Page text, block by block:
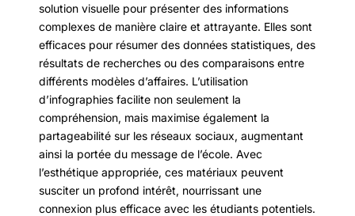
solution visuelle pour présenter des informations
complexes de manière claire et attrayante. Elles sont
efficaces pour résumer des données statistiques, des
résultats de recherches ou des comparaisons entre
différents modèles d’affaires. L’utilisation
d’infographies facilite non seulement la
compréhension, mais maximise également la
partageabilité sur les réseaux sociaux, augmentant
ainsi la portée du message de l’école. Avec
l’esthétique appropriée, ces matériaux peuvent
susciter un profond intérêt, nourrissant une
connexion plus efficace avec les étudiants potentiels.